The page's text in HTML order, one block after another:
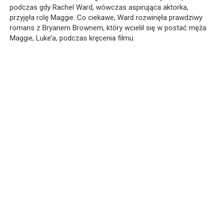
podczas gdy Rachel Ward, wówczas aspirująca aktorka,
przyjęła rolę Maggie. Co ciekawe, Ward rozwinęła prawdziwy
romans z Bryanem Brownem, który wcielił się w postać męża
Maggie, Luke’a, podczas kręcenia filmu.